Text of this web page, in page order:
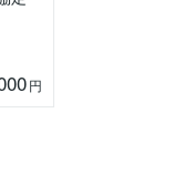
円